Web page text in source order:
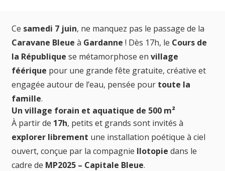
Ce samedi 7 juin, ne manquez pas le passage de la
Caravane Bleue à Gardanne ! Dès 17h, le Cours de
la République se métamorphose en village
féérique pour une grande fête gratuite, créative et
engagée autour de l’eau, pensée pour toute la
famille.
Un village forain et aquatique de 500 m²
À partir de 17h, petits et grands sont invités à
explorer librement une installation poétique à ciel
ouvert, conçue par la compagnie Ilotopie dans le
cadre de MP2025 – Capitale Bleue.